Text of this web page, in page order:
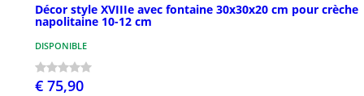
Décor style XVIIIe avec fontaine 30x30x20 cm pour crèche
napolitaine 10-12 cm
DISPONIBLE
€ 75,90